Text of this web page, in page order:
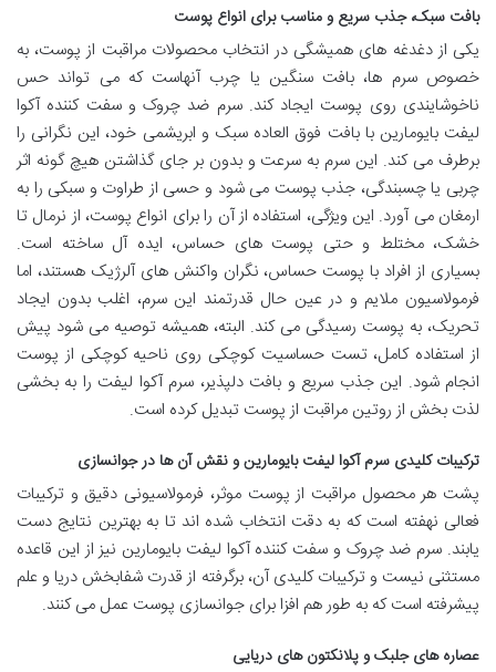
بافت سبک، جذب سریع و مناسب برای انواع پوست
یکی از دغدغه های همیشگی در انتخاب محصولات مراقبت از پوست، به
خصوص سرم ها، بافت سنگین یا چرب آنهاست که می تواند حس
ناخوشایندی روی پوست ایجاد کند. سرم ضد چروک و سفت کننده آکوا
لیفت بایومارین با بافت فوق العاده سبک و ابریشمی خود، این نگرانی را
برطرف می کند. این سرم به سرعت و بدون بر جای گذاشتن هیچ گونه اثر
چربی یا چسبندگی، جذب پوست می شود و حسی از طراوت و سبکی را به
ارمغان می آورد. این ویژگی، استفاده از آن را برای انواع پوست، از نرمال تا
خشک، مختلط و حتی پوست های حساس، ایده آل ساخته است.
بسیاری از افراد با پوست حساس، نگران واکنش های آلرژیک هستند، اما
فرمولاسیون ملایم و در عین حال قدرتمند این سرم، اغلب بدون ایجاد
تحریک، به پوست رسیدگی می کند. البته، همیشه توصیه می شود پیش
از استفاده کامل، تست حساسیت کوچکی روی ناحیه کوچکی از پوست
انجام شود. این جذب سریع و بافت دلپذیر، سرم آکوا لیفت را به بخشی
لذت بخش از روتین مراقبت از پوست تبدیل کرده است.
ترکیبات کلیدی سرم آکوا لیفت بایومارین و نقش آن ها در جوانسازی
پشت هر محصول مراقبت از پوست موثر، فرمولاسیونی دقیق و ترکیبات
فعالی نهفته است که به دقت انتخاب شده اند تا به بهترین نتایج دست
یابند. سرم ضد چروک و سفت کننده آکوا لیفت بایومارین نیز از این قاعده
مستثنی نیست و ترکیبات کلیدی آن، برگرفته از قدرت شفابخش دریا و علم
پیشرفته است که به طور هم افزا برای جوانسازی پوست عمل می کنند.
عصاره های جلبک و پلانکتون های دریایی